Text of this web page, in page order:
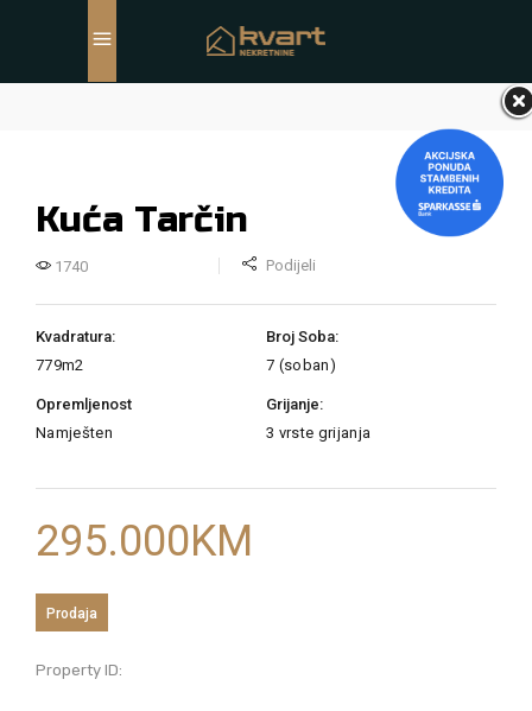
Kuća Tarčin
1740 Podijeli
Kvadratura:
779m2
Broj Soba:
7 (soban)
Opremljenost
Namješten
Grijanje:
3 vrste grijanja
295.000KM
Prodaja
Property ID: